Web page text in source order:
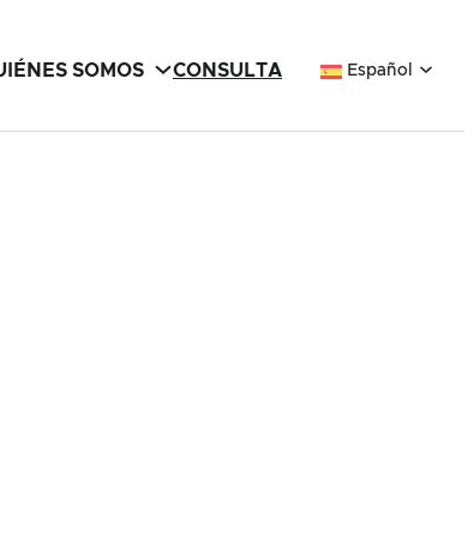
SOMOS CONSULTA Español